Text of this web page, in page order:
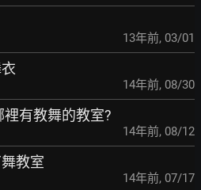
13年前, 03/01
14年前, 08/30
有教舞的教室?
14年前, 08/12
教室
14年前, 07/17